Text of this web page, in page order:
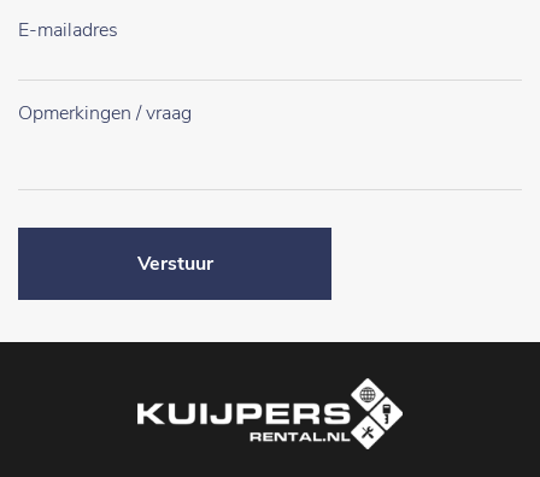
Verstuur